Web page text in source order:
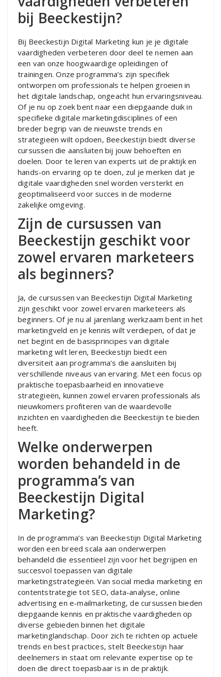
bij Beeckestijn?
Bij Beeckestijn Digital Marketing kun je je digitale
vaardigheden verbeteren door deel te nemen aan
een van onze hoogwaardige opleidingen of
trainingen. Onze programma’s zijn specifiek
ontworpen om professionals te helpen groeien in
het digitale landschap, ongeacht hun ervaringsniveau.
Of je nu op zoek bent naar een diepgaande duik in
specifieke digitale marketingdisciplines of een
breder begrip van de nieuwste trends en
strategieën wilt opdoen, Beeckestijn biedt diverse
cursussen die aansluiten bij jouw behoeften en
doelen. Door te leren van experts uit de praktijk en
hands-on ervaring op te doen, zul je merken dat je
digitale vaardigheden snel worden versterkt en
geoptimaliseerd voor succes in de moderne
zakelijke omgeving.
Zijn de cursussen van
Beeckestijn geschikt voor
zowel ervaren marketeers
als beginners?
Ja, de cursussen van Beeckestijn Digital Marketing
zijn geschikt voor zowel ervaren marketeers als
beginners. Of je nu al jarenlang werkzaam bent in het
marketingveld en je kennis wilt verdiepen, of dat je
net begint en de basisprincipes van digitale
marketing wilt leren, Beeckestijn biedt een
diversiteit aan programma’s die aansluiten bij
verschillende niveaus van ervaring. Met een focus op
praktische toepasbaarheid en innovatieve
strategieën, kunnen zowel ervaren professionals als
nieuwkomers profiteren van de waardevolle
inzichten en vaardigheden die Beeckestijn te bieden
heeft.
Welke onderwerpen
worden behandeld in de
programma’s van
Beeckestijn Digital
Marketing?
In de programma’s van Beeckestijn Digital Marketing
worden een breed scala aan onderwerpen
behandeld die essentieel zijn voor het begrijpen en
succesvol toepassen van digitale
marketingstrategieën. Van social media marketing en
contentstrategie tot SEO, data-analyse, online
advertising en e-mailmarketing, de cursussen bieden
diepgaande kennis en praktische vaardigheden op
diverse gebieden binnen het digitale
marketinglandschap. Door zich te richten op actuele
trends en best practices, stelt Beeckestijn haar
deelnemers in staat om relevante expertise op te
doen die direct toepasbaar is in de praktijk.